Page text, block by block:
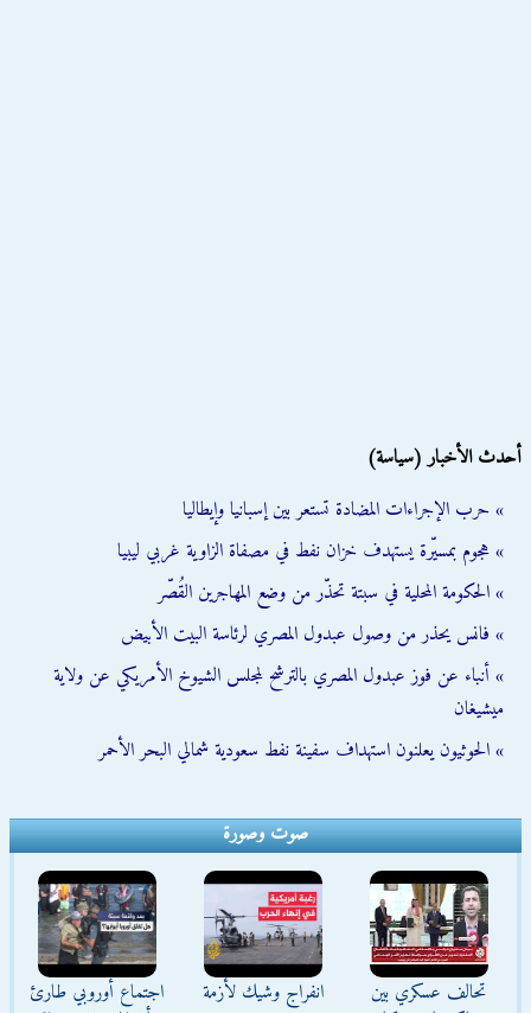
أحدث الأخبار (سياسة)
» حرب الإجراءات المضادة تستعر بين إسبانيا وإيطاليا
» هجوم بمسيّرة يستهدف خزان نفط في مصفاة الزاوية غربي ليبيا
» الحكومة المحلية في سبتة تحذّر من وضع المهاجرين القُصّر
» فانس يحذر من وصول عبدول المصري لرئاسة البيت الأبيض
» أنباء عن فوز عبدول المصري بالترشح لمجلس الشيوخ الأمريكي عن ولاية
ميشيغان
» الحوثيون يعلنون استهداف سفينة نفط سعودية شمالي البحر الأحمر
صوت وصورة
تحالف عسكري بين
انفراج وشيك لأزمة
اجتماع أوروبي طارئ